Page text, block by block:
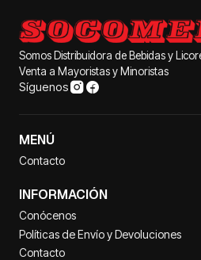
Somos Distribuidora de Bebidas y
Venta a Mayoristas y Minoristas
Síguenos
MENÚ
Contacto
INFORMACIÓN
Conócenos
Políticas de Envío y Devoluciones
Contacto